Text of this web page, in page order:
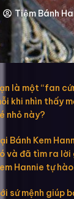
Tiệm Bánh
là một “fan
khi nhìn thấy
nhỏ này?
Bánh Kem
và đã tìm ra lời
Hannie tự
sứ mệnh giúp